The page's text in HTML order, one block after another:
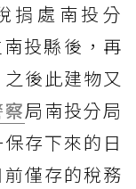
捐處南投分
投縣後，再
後此建物又
察局南投分局
存下來的日
僅存的稅務